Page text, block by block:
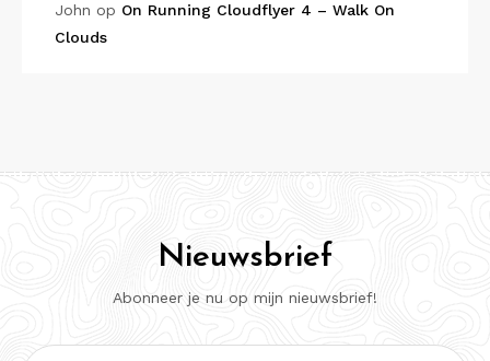
John op On Running Cloudflyer 4 – Walk On
Clouds
Nieuwsbrief
Abonneer je nu op mijn nieuwsbrief!
E-